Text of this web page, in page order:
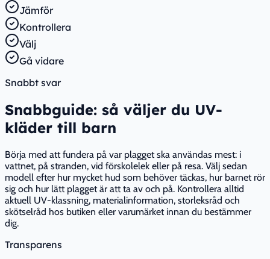
Jämför
Kontrollera
Välj
Gå vidare
Snabbt svar
Snabbguide: så väljer du UV-
kläder till barn
Börja med att fundera på var plagget ska användas mest: i
vattnet, på stranden, vid förskolelek eller på resa. Välj sedan
modell efter hur mycket hud som behöver täckas, hur barnet rör
sig och hur lätt plagget är att ta av och på. Kontrollera alltid
aktuell UV-klassning, materialinformation, storleksråd och
skötselråd hos butiken eller varumärket innan du bestämmer
dig.
Transparens